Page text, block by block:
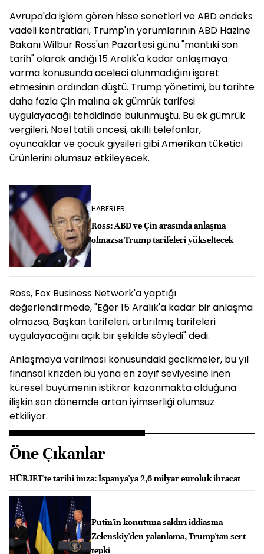
Avrupa'da işlem gören hisse senetleri ve ABD endeks
vadeli kontratları, Trump'ın yorumlarının ABD Hazine
Bakanı Wilbur Ross'un Pazartesi günü "mantıki son
tarih" olarak andığı 15 Aralık'a kadar anlaşmaya
varma konusunda aceleci olunmadığını işaret
etmesinin ardından düştü. Trump yönetimi, bu tarihte
daha fazla Çin malına ek gümrük tarifesi
uygulayacağı tehdidinde bulunmuştu. Bu ek gümrük
vergileri, Noel tatili öncesi, akıllı telefonlar,
oyuncaklar ve çocuk giysileri gibi Amerikan tüketici
ürünlerini olumsuz etkileyecek.
HABERLER
Ross: ABD ve Çin arasında anlaşma
olmazsa Trump tarifeleri yükseltecek
Ross, Fox Business Network'a yaptığı
değerlendirmede, "Eğer 15 Aralık'a kadar bir anlaşma
olmazsa, Başkan tarifeleri, artırılmış tarifeleri
uygulayacağını açık bir şekilde söyledi" dedi.
Anlaşmaya varılması konusundaki gecikmeler, bu yıl
finansal krizden bu yana en zayıf seviyesine inen
küresel büyümenin istikrar kazanmakta olduğuna
ilişkin son dönemde artan iyimserliği olumsuz
etkiliyor.
Öne Çıkanlar
HÜRJET'te tarihi imza: İspanya'ya 2,6 milyar euroluk ihracat
Putin'in konutuna saldırı iddiasına
Zelenskiy'den yalanlama, Trump'tan sert
tepki